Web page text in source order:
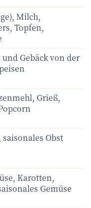
Milch,
Topfen,
Gebäck von der
Grieß,
Obst
Karotten,
Gemüse